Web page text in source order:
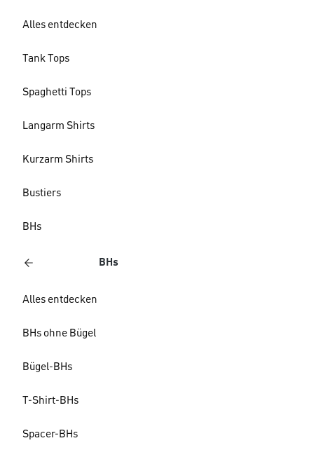
Alles entdecken
Tank Tops
Spaghetti Tops
Langarm Shirts
Kurzarm Shirts
Bustiers
BHs
BHs
Alles entdecken
BHs ohne Bügel
Bügel-BHs
T-Shirt-BHs
Spacer-BHs